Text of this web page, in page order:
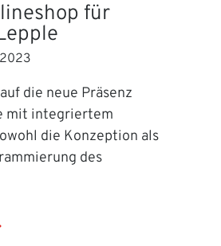
für
die neue Präsenz
mit integriertem
die Konzeption als
des